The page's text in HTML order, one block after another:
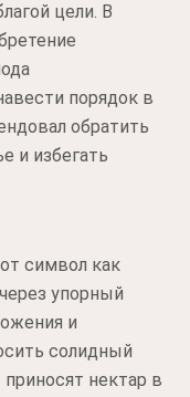
цели. В
порядок в
обратить
и избегать
символ как
упорный
и
солидный
нектар в